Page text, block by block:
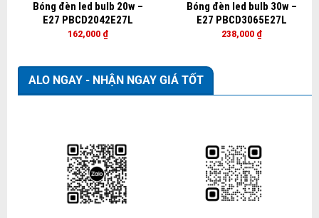
Bóng đèn led bulb 20w –
E27 PBCD2042E27L
162,000 ₫
Bóng đèn led bulb 30w –
E27 PBCD3065E27L
238,000 ₫
ALO NGAY - NHẬN NGAY GIÁ TỐT